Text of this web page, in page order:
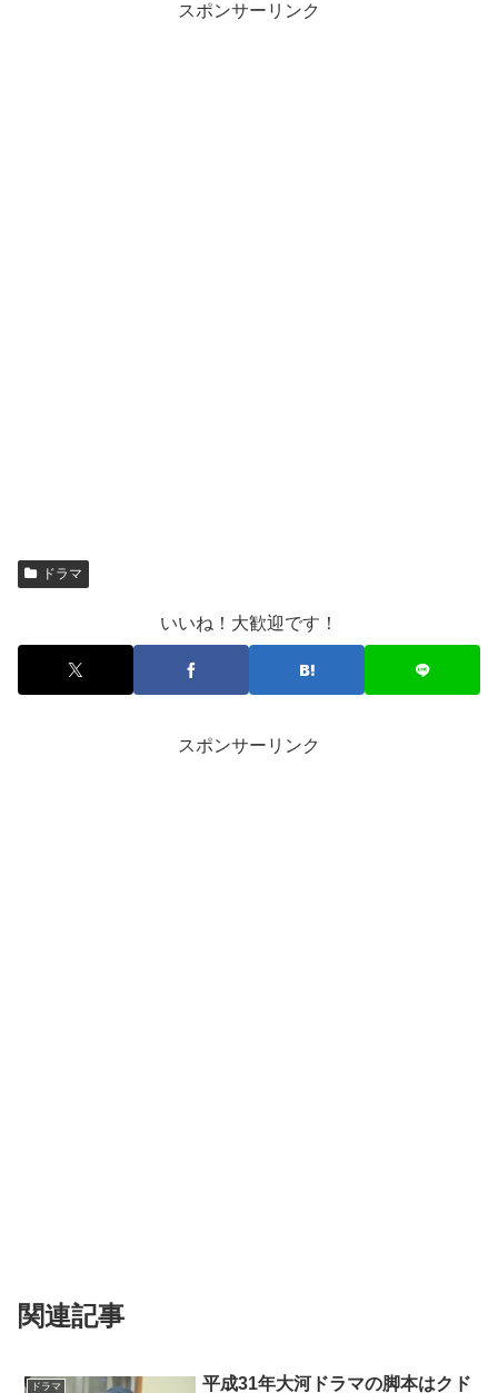
スポンサーリンク
ドラマ
いいね！大歓迎です！
スポンサーリンク
関連記事
ドラマ 平成31年大河ドラマの脚本はクド